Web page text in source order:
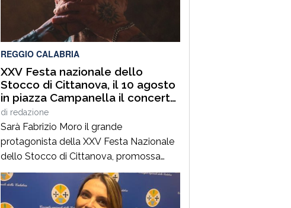
REGGIO CALABRIA
XXV Festa nazionale dello
Stocco di Cittanova, il 10 agosto
in piazza Campanella il concerto
di Fabrizio Moro
di redazione
Sarà Fabrizio Moro il grande
protagonista della XXV Festa Nazionale
dello Stocco di Cittanova, promossa
dall’Associazione Turistica Pro Loco di
Cittanova, con il patrocinio e il contributo
del Comune.Il concerto, in programma